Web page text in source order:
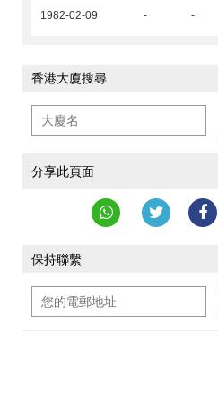
1982-02-09
- -
香港大廈搜尋
分享此頁面
保持聯繫